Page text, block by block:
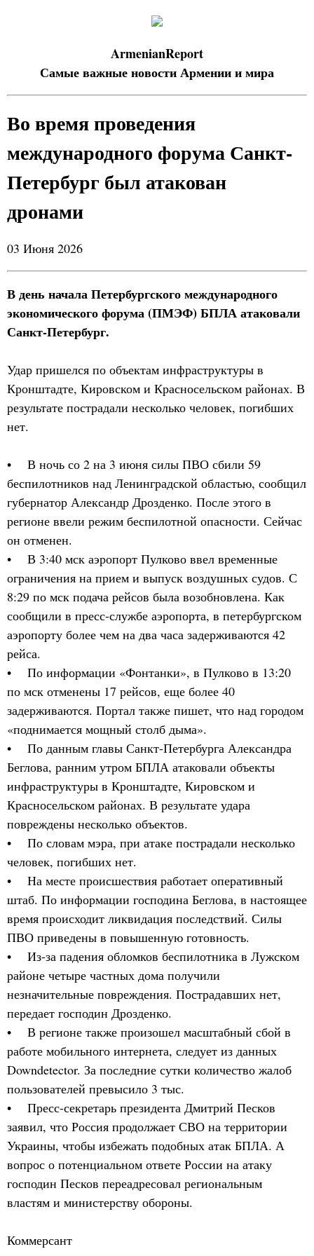
ArmenianReport
Самые важные новости Армении и мира
Во время проведения
международного форума Санкт-
Петербург был атакован
дронами
03 Июня 2026
В день начала Петербургского международного
экономического форума (ПМЭФ) БПЛА атаковали
Санкт-Петербург.
Удар пришелся по объектам инфраструктуры в
Кронштадте, Кировском и Красносельском районах. В
результате пострадали несколько человек, погибших
нет.
• В ночь со 2 на 3 июня силы ПВО сбили 59
беспилотников над Ленинградской областью, сообщил
губернатор Александр Дрозденко. После этого в
регионе ввели режим беспилотной опасности. Сейчас
он отменен.
• В 3:40 мск аэропорт Пулково ввел временные
ограничения на прием и выпуск воздушных судов. С
8:29 по мск подача рейсов была возобновлена. Как
сообщили в пресс-службе аэропорта, в петербургском
аэропорту более чем на два часа задерживаются 42
рейса.
• По информации «Фонтанки», в Пулково в 13:20
по мск отменены 17 рейсов, еще более 40
задерживаются. Портал также пишет, что над городом
«поднимается мощный столб дыма».
• По данным главы Санкт-Петербурга Александра
Беглова, ранним утром БПЛА атаковали объекты
инфраструктуры в Кронштадте, Кировском и
Красносельском районах. В результате удара
повреждены несколько объектов.
• По словам мэра, при атаке пострадали несколько
человек, погибших нет.
• На месте происшествия работает оперативный
штаб. По информации господина Беглова, в настоящее
время происходит ликвидация последствий. Силы
ПВО приведены в повышенную готовность.
• Из-за падения обломков беспилотника в Лужском
районе четыре частных дома получили
незначительные повреждения. Пострадавших нет,
передает господин Дрозденко.
• В регионе также произошел масштабный сбой в
работе мобильного интернета, следует из данных
Downdetector. За последние сутки количество жалоб
пользователей превысило 3 тыс.
• Пресс-секретарь президента Дмитрий Песков
заявил, что Россия продолжает СВО на территории
Украины, чтобы избежать подобных атак БПЛА. А
вопрос о потенциальном ответе России на атаку
господин Песков переадресовал региональным
властям и министерству обороны.
Коммерсант